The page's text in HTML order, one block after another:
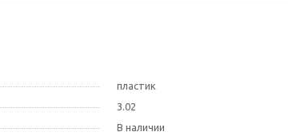
пластик
3.02
В наличии